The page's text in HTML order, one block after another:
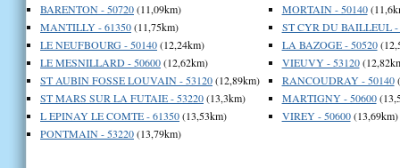
BARENTON - 50720(11,09km)
MANTILLY - 61350(11,75km)
LE NEUFBOURG - 50140(12,24km)
LE MESNILLARD - 50600(12,62km)
ST AUBIN FOSSE LOUVAIN - 53120(12,89km)
ST MARS SUR LA FUTAIE - 53220(13,3km)
L EPINAY LE COMTE - 61350(13,53km)
PONTMAIN - 53220(13,79km)
MORTAIN - 50140
ST CYR DU BAILLEUL -
LA BAZOGE - 50520
VIEUVY - 53120
RANCOUDRAY - 50140
MARTIGNY - 50600
VIREY - 50600(13,69km)